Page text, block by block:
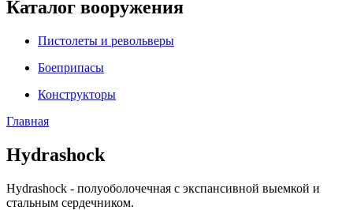
Каталог вооружения
Пистолеты и револьверы
Боеприпасы
Конструкторы
Главная
Hydrashock
Hydrashock - полуоболочечная с экспансивной выемкой и
стальным сердечником.